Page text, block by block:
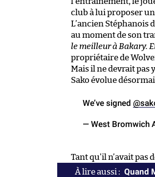
club à lui proposer
L’ancien Stéphanois
au moment de son
le meilleur à Bakary.
propriétaire de
Mais il ne devrait pas
Sako évolue
We’ve signed
— West Bromwich
Tant qu’il n’avait pas
Quand